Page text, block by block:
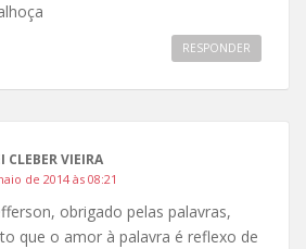
RESPONDER
CLEBER VIEIRA
de 2014 às 08:21
obrigado pelas palavras,
que o amor à palavra é reflexo de